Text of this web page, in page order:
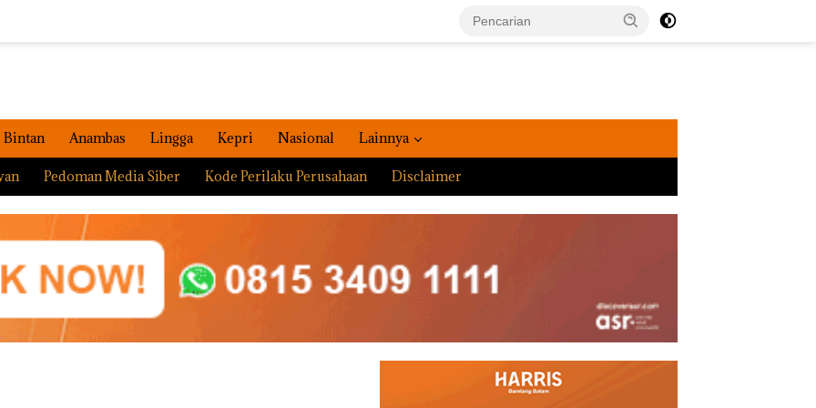
Bintan Anambas Lingga Kepri Nasional Lainnya
Pedoman Media Siber Kode Perilaku Perusahaan Disclaimer